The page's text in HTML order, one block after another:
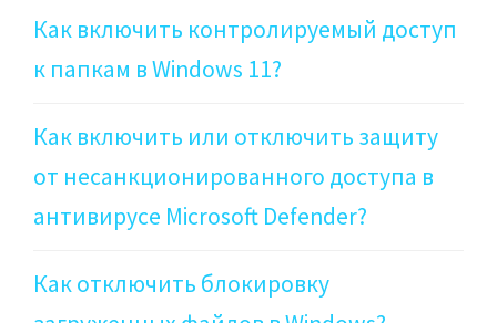
Как включить контролируемый доступ
к папкам в Windows 11?
Как включить или отключить защиту
от несанкционированного доступа в
антивирусе Microsoft Defender?
Как отключить блокировку